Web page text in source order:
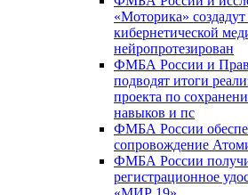
«Моторика»
кибернетической
нейропротезирован
ФМБА России и
подводят итоги
проекта по
навыков и пс
ФМБА России
сопровождение
ФМБА России
регистрационное